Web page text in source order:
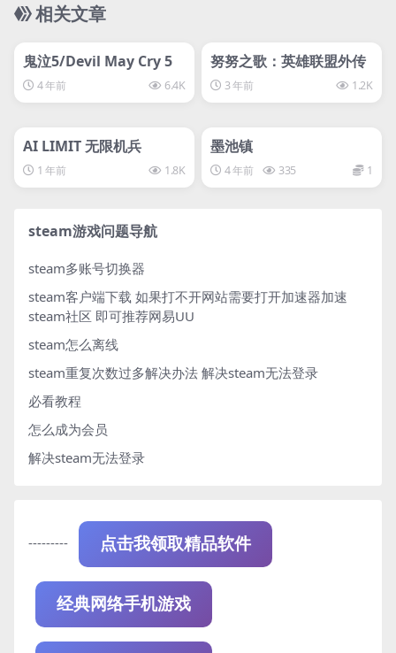
相关文章
svip专属
鬼泣5/Devil May Cry 5
4 年前 6.4K
svip专属
努努之歌：英雄联盟外传
3 年前 1.2K
AI LIMIT 无限机兵
1 年前 1.8K
墨池镇
4 年前 335 1
steam游戏问题导航
steam多账号切换器
steam客户端下载 如果打不开网站需要打开加速器加速
steam社区 即可推荐网易UU
steam怎么离线
steam重复次数过多解决办法 解决steam无法登录
必看教程
怎么成为会员
解决steam无法登录
--------- 点击我领取精品软件
经典网络手机游戏